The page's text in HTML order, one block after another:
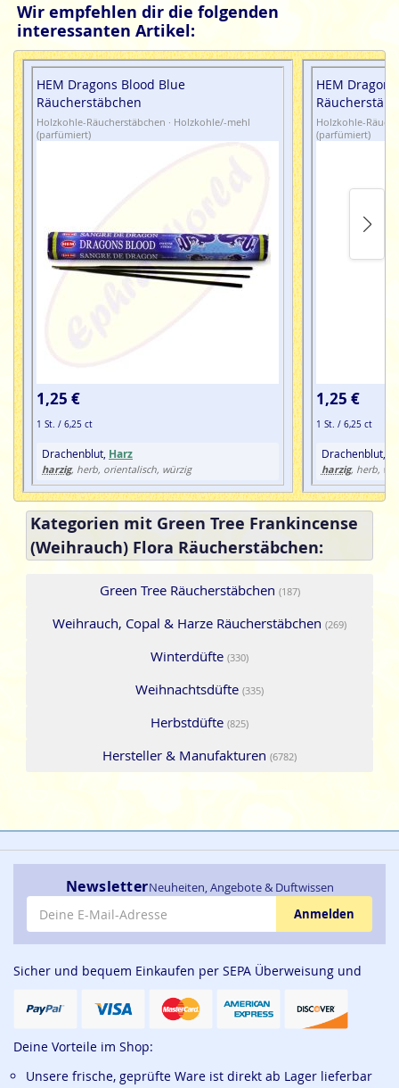
Wir empfehlen dir die folgenden
interessanten Artikel:
HEM Dragons Blood Blue
Räucherstäbchen
Holzkohle-Räucherstäbchen · Holzkohle/-mehl
(parfümiert)
1,25 €
1 St. / 6,25 ct
Drachenblut, Harz
harzig, herb, orientalisch, würzig
HEM
Holzkohle-
(parfümiert)
1,25 €
1 St. / 6,25 ct
Drachenblut,
harzig, herb,
Kategorien mit Green Tree Frankincense
(Weihrauch) Flora Räucherstäbchen:
Green Tree Räucherstäbchen (187)
Weihrauch, Copal & Harze Räucherstäbchen (269)
Winterdüfte (330)
Weihnachtsdüfte (335)
Herbstdüfte (825)
Hersteller & Manufakturen (6782)
NewsletterNeuheiten, Angebote & Duftwissen
E-Mail-Adresse
Anmelden
Sicher und bequem Einkaufen per SEPA Überweisung und
Deine Vorteile im Shop:
Unsere frische, geprüfte Ware ist direkt ab Lager lieferbar